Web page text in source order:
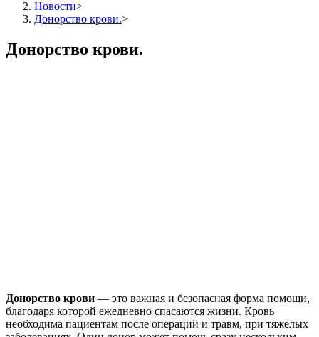
Новости>
Донорство крови.>
Донорство крови.
Донорство крови — это важная и безопасная форма помощи,
благодаря которой ежедневно спасаются жизни. Кровь
необходима пациентам после операций и травм, при тяжёлых